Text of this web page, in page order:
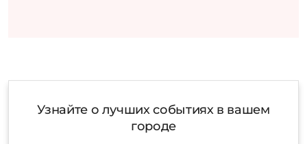
Узнайте о лучших событиях в вашем
городе